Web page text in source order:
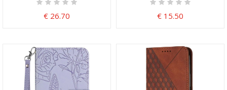
€ 26.70 € 15.50